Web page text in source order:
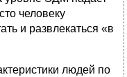
человеку
и развлекаться «в
людей по